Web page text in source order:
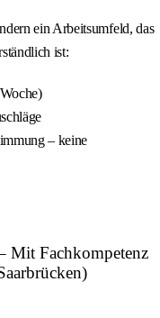
ein Arbeitsumfeld, das
ist:
– keine
Mit Fachkompetenz